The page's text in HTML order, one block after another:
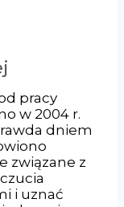
pracy
w 2004 r.
dniem
związane z
i uznać